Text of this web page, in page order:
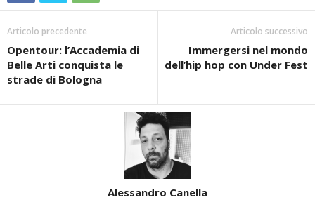
Articolo precedente
Opentour: l’Accademia di
Belle Arti conquista le
strade di Bologna
Articolo successivo
Immergersi nel mondo
dell’hip hop con Under Fest
Alessandro Canella